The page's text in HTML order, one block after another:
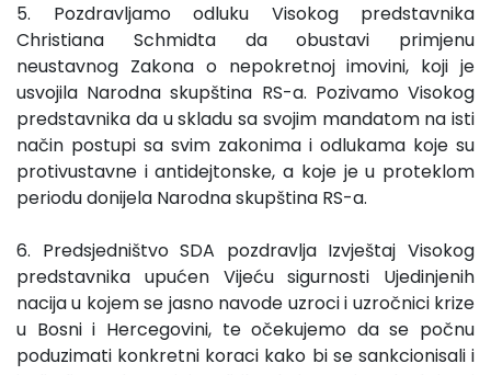
5. Pozdravljamo odluku Visokog predstavnika
Christiana Schmidta da obustavi primjenu
neustavnog Zakona o nepokretnoj imovini, koji je
usvojila Narodna skupština RS-a. Pozivamo Visokog
predstavnika da u skladu sa svojim mandatom na isti
način postupi sa svim zakonima i odlukama koje su
protivustavne i antidejtonske, a koje je u proteklom
periodu donijela Narodna skupština RS-a.
6. Predsjedništvo SDA pozdravlja Izvještaj Visokog
predstavnika upućen Vijeću sigurnosti Ujedinjenih
nacija u kojem se jasno navode uzroci i uzročnici krize
u Bosni i Hercegovini, te očekujemo da se počnu
poduzimati konkretni koraci kako bi se sankcionisali i